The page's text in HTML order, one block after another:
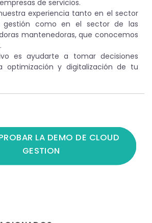
de servicios.
experiencia tanto en el sector
gestión como en el sector de las
mantenedoras, que conocemos
es ayudarte a tomar decisiones
optimización y digitalización de tu
LA DEMO DE CLOUD
GESTION